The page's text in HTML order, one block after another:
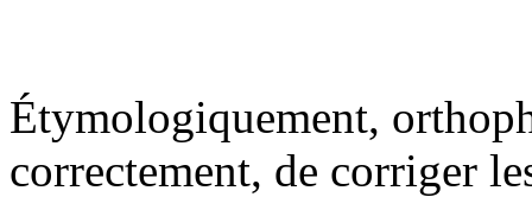
Étymologiquement,
correctement, de corriger